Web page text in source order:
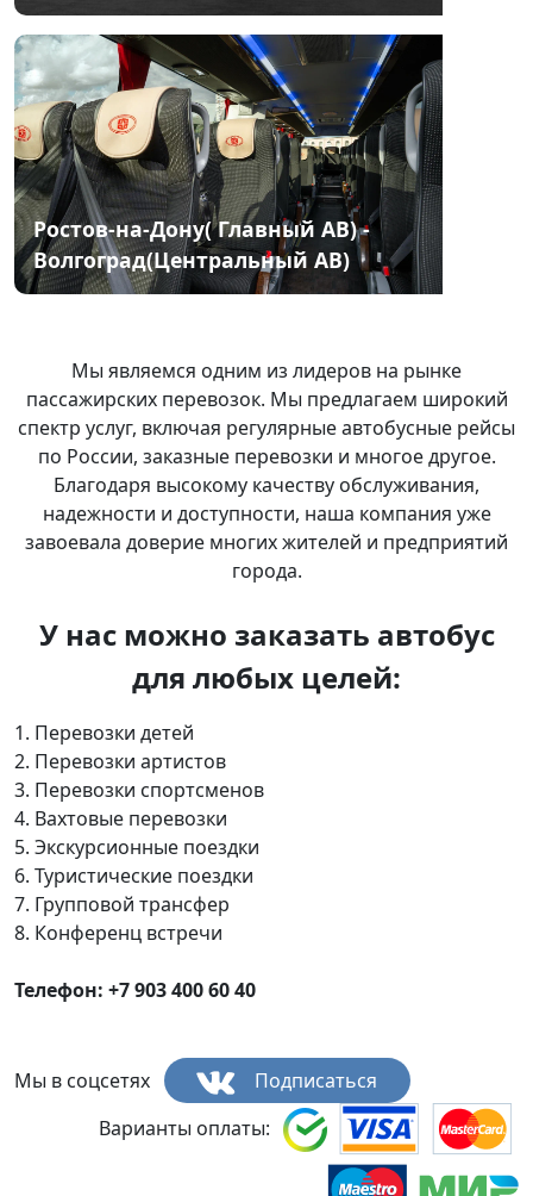
Ростов-на-Дону( Главный АВ) -
Волгоград(Центральный АВ)
Мы являемся одним из лидеров на рынке
пассажирских перевозок. Мы предлагаем широкий
спектр услуг, включая регулярные автобусные рейсы
по России, заказные перевозки и многое другое.
Благодаря высокому качеству обслуживания,
надежности и доступности, наша компания уже
завоевала доверие многих жителей и предприятий
города.
У нас можно заказать автобус
для любых целей:
1. Перевозки детей
2. Перевозки артистов
3. Перевозки спортсменов
4. Вахтовые перевозки
5. Экскурсионные поездки
6. Туристические поездки
7. Групповой трансфер
8. Конференц встречи
Телефон: +7 903 400 60 40
Мы в соцсетях
Подписаться
Варианты оплаты: